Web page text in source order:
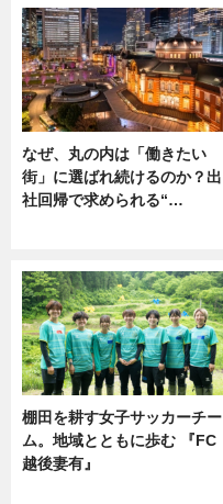
なぜ、丸の内は「働きたい
街」に選ばれ続けるのか？出
社回帰で求められる“…
棚田を耕す女子サッカーチー
ム。地域とともに歩む 『FC
越後妻有』